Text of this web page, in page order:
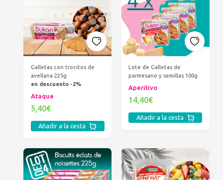
Galletas con trocitos de
avellana 225g
en descuento -2%
Ataque
5,40€
Añadir a la cesta
Lote de Galletas de
parmesano y semillas 100g
Aperitivo
14,40€
Añadir a la cesta